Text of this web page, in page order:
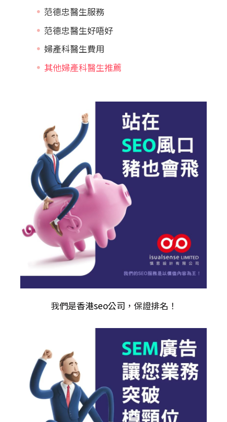
范德忠醫生服務
范德忠醫生好唔好
婦產科醫生費用
其他婦產科醫生推薦
我們是香港seo公司 ，保證排名！